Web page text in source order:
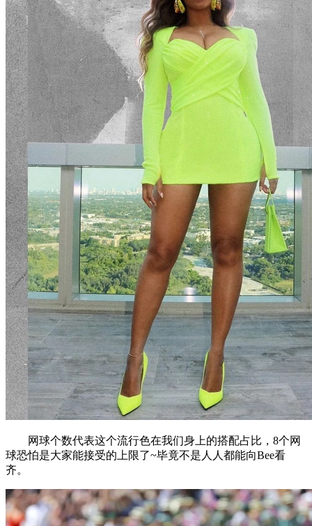
网球个数代表这个流行色在我们身上的搭配占比，8个网
球恐怕是大家能接受的上限了~毕竟不是人人都能向Bee看
齐。